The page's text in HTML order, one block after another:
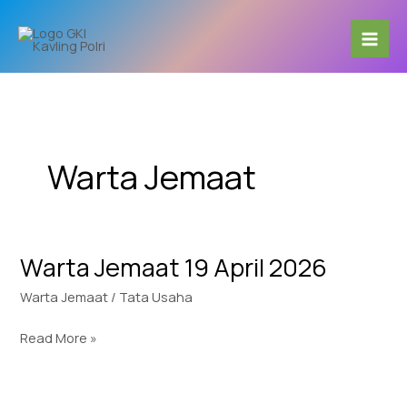
content
Warta Jemaat
Warta Jemaat 19 April 2026
Warta Jemaat / Tata Usaha
Warta
Jemaat
19
2026
Read More »